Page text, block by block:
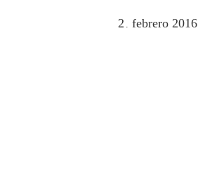
2 febrero 2016